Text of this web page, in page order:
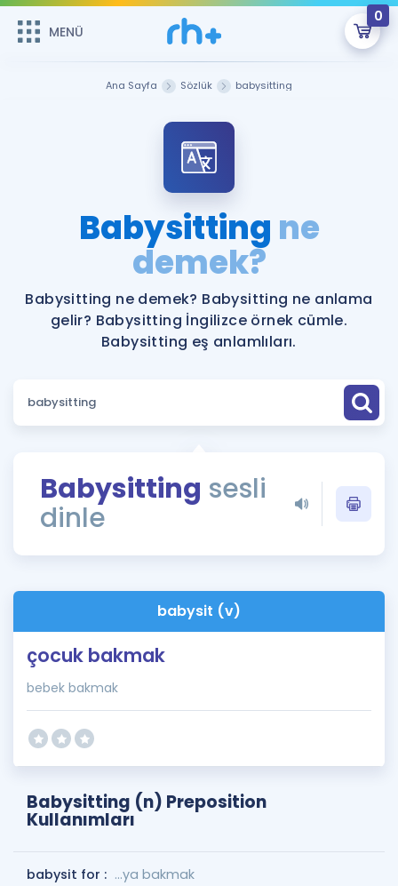
MENÜ
0
Şifremi Hatırlamıyorum
Sepetin Şu An Boş.
Remzi Hoca ile seni sınava hazırlayacak onlarca eğitim seni
bekliyor!
MENÜ
Katılımcı Görüşleri
Faydalı Araçlar
Ücretsiz Kaynaklar
Puan Hesaplama
ÖSYM Sınav Takvimi
Kampanyalar
İngilizce Gramer
İngilizce Gramer
Ana Sayfa Sözlük babysitting
Babysitting ne
demek?
Babysitting ne demek? Babysitting ne anlama
gelir? Babysitting İngilizce örnek cümle.
Babysitting eş anlamlıları.
Babysitting sesli
dinle
babysit (v)
çocuk bakmak
bebek bakmak
Babysitting (n) Preposition
Kullanımları
babysit for : ...ya bakmak